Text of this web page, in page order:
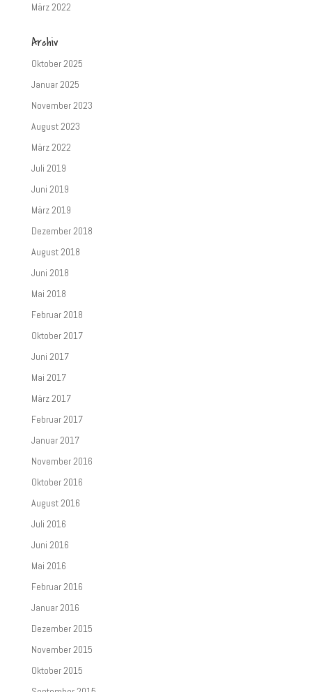
März 2022
Archiv
Oktober 2025
Januar 2025
November 2023
August 2023
März 2022
Juli 2019
Juni 2019
März 2019
Dezember 2018
August 2018
Juni 2018
Mai 2018
Februar 2018
Oktober 2017
Juni 2017
Mai 2017
März 2017
Februar 2017
Januar 2017
November 2016
Oktober 2016
August 2016
Juli 2016
Juni 2016
Mai 2016
Februar 2016
Januar 2016
Dezember 2015
November 2015
Oktober 2015